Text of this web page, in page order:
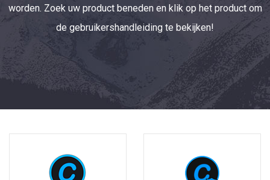
worden. Zoek uw product beneden en klik op het product om
de gebruikershandleiding te bekijken!